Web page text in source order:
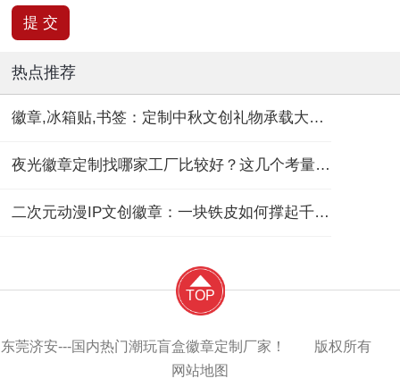
热点推荐
徽章,冰箱贴,书签：定制中秋文创礼物承载大团圆！
夜光徽章定制找哪家工厂比较好？这几个考量维度要记住！
二次元动漫IP文创徽章：一块铁皮如何撑起千亿“谷子经济”？
TOP
东莞济安---国内热门潮玩盲盒徽章定制厂家！ 版权所有
网站地图